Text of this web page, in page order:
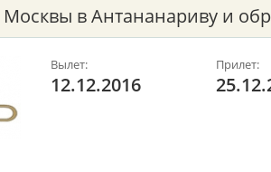
в Антананариву и
Вылет:
12.12.2016
Прилет: